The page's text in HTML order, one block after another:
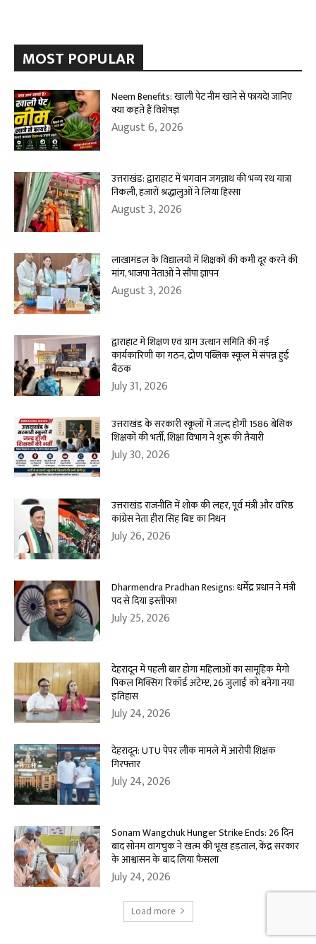
MOST POPULAR
Neem Benefits: खाली पेट नीम खाने से फायदे! जानिए
क्या कहते हैं विशेषज्ञ
August 6, 2026
उत्तराखंड: द्वाराहाट में भगवान जगन्नाथ की भव्य रथ यात्रा
निकली, हजारों श्रद्धालुओं ने लिया हिस्सा
August 3, 2026
लाखामंडल के विद्यालयों में शिक्षकों की कमी दूर करने की
मांग, भाजपा नेताओं ने सौंपा ज्ञापन
August 3, 2026
द्वाराहाट में शिक्षण एवं ग्राम उत्थान समिति की नई
कार्यकारिणी का गठन, द्रोण पब्लिक स्कूल में संपन्न हुई
बैठक
July 31, 2026
उत्तराखंड के सरकारी स्कूलों में जल्द होगी 1586 बेसिक
शिक्षकों की भर्ती, शिक्षा विभाग ने शुरू की तैयारी
July 30, 2026
उत्तराखंड राजनीति में शोक की लहर, पूर्व मंत्री और वरिष्ठ
कांग्रेस नेता हीरा सिंह बिष्ट का निधन
July 26, 2026
Dharmendra Pradhan Resigns: धर्मेंद्र प्रधान ने मंत्री
पद से दिया इस्तीफा!
July 25, 2026
देहरादून में पहली बार होगा महिलाओं का सामूहिक मैंगो
पिकल मिक्सिंग रिकॉर्ड अटेम्प्ट, 26 जुलाई को बनेगा नया
इतिहास
July 24, 2026
देहरादून: UTU पेपर लीक मामले में आरोपी शिक्षक
गिरफ्तार
July 24, 2026
Sonam Wangchuk Hunger Strike Ends: 26 दिन
बाद सोनम वांगचुक ने खत्म की भूख हड़ताल, केंद्र सरकार
के आश्वासन के बाद लिया फैसला
July 24, 2026
Load more